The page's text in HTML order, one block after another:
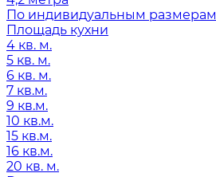
По индивидуальным размерам
Площадь кухни
4 кв. м.
5 кв. м.
6 кв. м.
7 кв.м.
9 кв.м.
10 кв.м.
15 кв.м.
16 кв.м.
20 кв. м.